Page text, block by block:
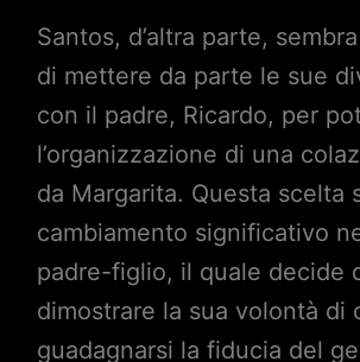
Santos, d’altra parte,
di mettere da parte le sue
con il padre, Ricardo, per
l’organizzazione di una
da Margarita. Questa scelta
cambiamento significativo
padre-figlio, il quale decide
dimostrare la sua volontà di
guadagnarsi la fiducia del